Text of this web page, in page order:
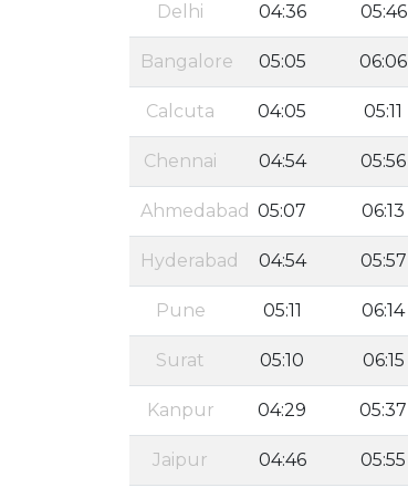
Delhi 04:36 05:46
Bangalore 05:05 06:06
Calcuta 04:05 05:11
Chennai 04:54 05:56
Ahmedabad 05:07 06:13
Hyderabad 04:54 05:57
Pune 05:11 06:14
Surat 05:10 06:15
Kanpur 04:29 05:37
Jaipur 04:46 05:55